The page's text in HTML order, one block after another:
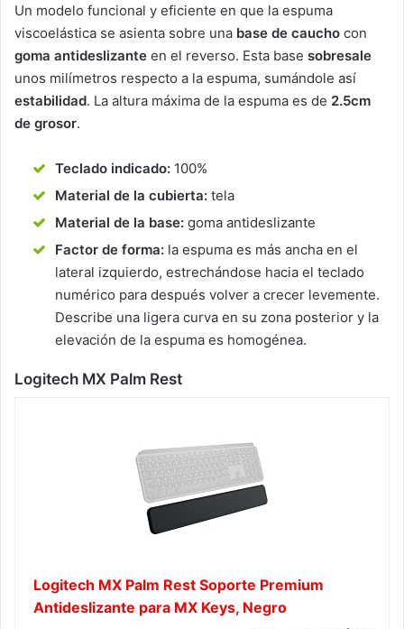
Un modelo funcional y eficiente en que la espuma
viscoelástica se asienta sobre una base de caucho con
goma antideslizante en el reverso. Esta base sobresale
unos milímetros respecto a la espuma, sumándole así
estabilidad. La altura máxima de la espuma es de 2.5cm
de grosor.
Teclado indicado: 100%
Material de la cubierta: tela
Material de la base: goma antideslizante
Factor de forma: la espuma es más ancha en el
lateral izquierdo, estrechándose hacia el teclado
numérico para después volver a crecer levemente.
Describe una ligera curva en su zona posterior y la
elevación de la espuma es homogénea.
Logitech MX Palm Rest
Logitech MX Palm Rest Soporte Premium
Antideslizante para MX Keys, Negro